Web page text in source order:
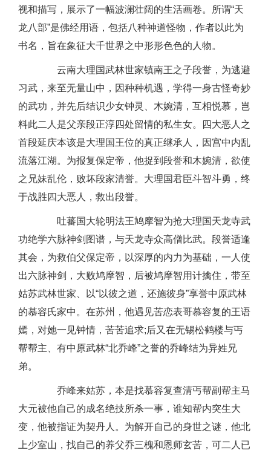
视和描写，展示了一幅波澜壮阔的生活画卷。所谓“天
龙八部”是佛经用语，包括八种神道怪物，作者以此为
书名，旨在象征大千世界之中形形色色的人物。
云南大理国武林世家镇南王之子段誉，为逃避
习武，来至无量山中，因种种机遇，学得一身古怪奇妙
的武功，并先后结识少女钟灵、木婉清，互相悦慕，岂
料此二人是父亲段正淳四处留情的私生女。四大恶人之
首段延庆本该是大理国王位的真正继承人，因宫中内乱
流落江湖。为报复保定帝，他捉到段誉和木婉清，欲使
之兄妹乱伦，败坏段家清誉。大理国君臣斗智斗勇，终
于战胜四大恶人，救出段誉。
吐蕃国大轮明法王鸠摩智为抢大理国天龙寺武
功绝学六脉神剑图谱，与天龙寺众高僧比武。段誉适逢
其会，为救伯父保定帝，以深厚的内力为基础，一人使
出六脉神剑，大败鸠摩智，后被鸠摩智用计擒住，带至
姑苏武林世家、以“以彼之道，还施彼身”享誉中原武林
的慕容氏家中。在苏州，他遇见苦恋表哥慕容复的王语
嫣，对她一见钟情，苦苦追求;后又在无锡松鹤楼与丐
帮帮主、有中原武林“北乔峰”之誉的乔峰结为异姓兄
弟。
乔峰来姑苏，本是找慕容复查清丐帮副帮主马
大元被他自己的成名绝技所杀一事，谁知帮内突生大
变，他被指证为契丹人。为解开自己的身世之谜，他北
上少室山，找自己的养父乔三槐和恩师玄苦，可二人已